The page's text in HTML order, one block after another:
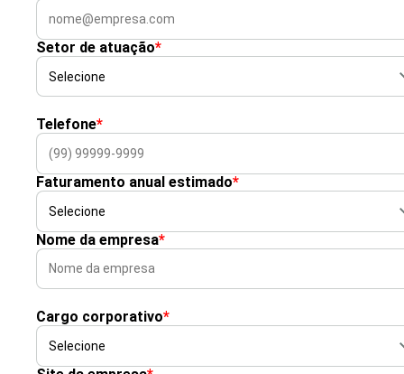
Setor de atuação*
Telefone*
Faturamento anual estimado*
Nome da empresa*
Cargo corporativo*